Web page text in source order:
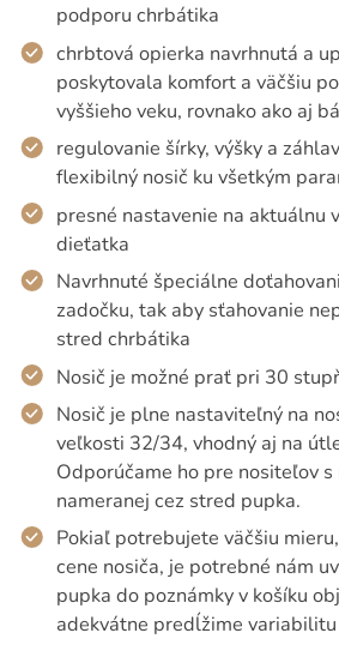
podporu chrbátika
chrbtová opierka navrhnutá a
poskytovala komfort a väčšiu
vyššieho veku, rovnako ako aj
regulovanie šírky, výšky a
flexibilný nosič ku všetkým
presné nastavenie na aktuálnu
dieťatka
Navrhnuté špeciálne
zadočku, tak aby sťahovanie
stred chrbátika
Nosič je možné prať pri 30
Nosič je plne nastaviteľný na
veľkosti 32/34, vhodný aj na
Odporúčame ho pre nositeľov
nameranej cez stred pupka.
Pokiaľ potrebujete väčšiu
cene nosiča, je potrebné nám
pupka do poznámky v košíku
adekvátne predĺžime variabilitu